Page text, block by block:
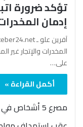
تؤكد ضرورة
إدمان
المخدرات والإتجار
على…
أكمل القراءة »
مصرع 5 أشخاص في سوريا بحوادث منفصلة خلال يوم واحد